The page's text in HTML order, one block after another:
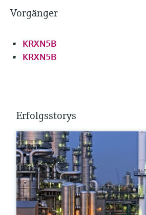
Vorgänger
KRXN5B
KRXN5B
Erfolgsstorys